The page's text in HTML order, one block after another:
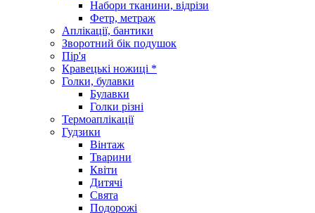
Набори тканини, відрізи
Фетр, метраж
Аплікації, бантики
Зворотний бік подушок
Пір'я
Кравецькі ножиці *
Голки, булавки
Булавки
Голки різні
Термоаплікації
Гудзики
Вінтаж
Тварини
Квіти
Дитячі
Свята
Подорожі